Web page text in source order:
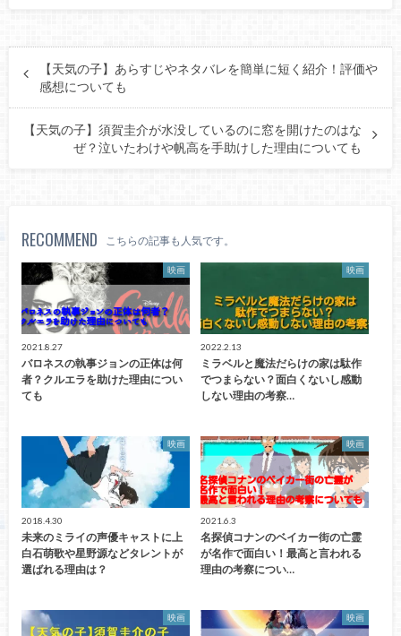
【天気の子】あらすじやネタバレを簡単に短く紹介！評価や
感想についても
【天気の子】須賀圭介が水没しているのに窓を開けたのはな
ぜ？泣いたわけや帆高を手助けした理由についても
RECOMMEND こちらの記事も人気です。
映画
2021.8.27
バロネスの執事ジョンの正体は何
者？クルエラを助けた理由につい
ても
映画
2022.2.13
ミラベルと魔法だらけの家は駄作
でつまらない？面白くないし感動
しない理由の考察…
映画
2018.4.30
未来のミライの声優キャストに上
白石萌歌や星野源などタレントが
選ばれる理由は？
映画
2021.6.3
名探偵コナンのベイカー街の亡霊
が名作で面白い！最高と言われる
理由の考察につい…
映画 映画